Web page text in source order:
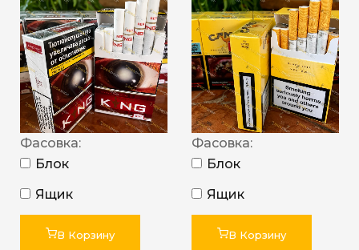
Фасовка:
Блок
Ящик
В Корзину
Фасовка:
Блок
Ящик
В Корзину